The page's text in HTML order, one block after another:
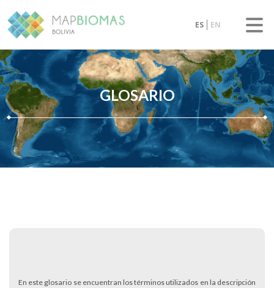
ES EN
GLOSARIO
En este glosario se encuentran los términos utilizados en la descripción